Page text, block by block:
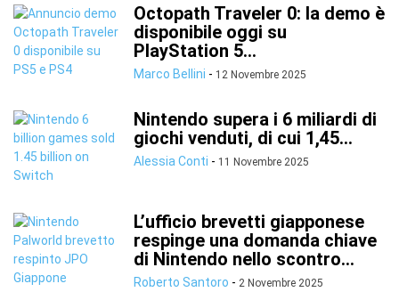
Octopath Traveler 0: la demo è
disponibile oggi su
PlayStation 5...
Marco Bellini - 12 Novembre 2025
Nintendo supera i 6 miliardi di
giochi venduti, di cui 1,45...
Alessia Conti - 11 Novembre 2025
L’ufficio brevetti giapponese
respinge una domanda chiave
di Nintendo nello scontro...
Roberto Santoro - 2 Novembre 2025